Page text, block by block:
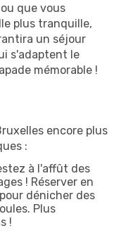
que vous
plus tranquille,
un séjour
s'adaptent le
mémorable !
encore plus
:
à l'affût des
! Réserver en
dénicher des
Plus
!